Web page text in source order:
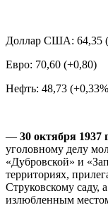
Доллар США: 64,35
Евро: 70,60 (+0,80)
Нефть: 48,73
— 30 октября 1937
уголовному делу
«Дубровской» и
территориях,
Струковскому саду,
излюбленным